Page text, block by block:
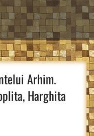
Arhim.
Harghita